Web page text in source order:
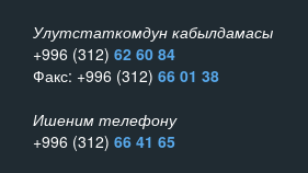
Улутстаткомдун кабылдамасы
+996 (312) 62 60 84
Факс: +996 (312) 66 01 38
Ишеним телефону
+996 (312) 66 41 65